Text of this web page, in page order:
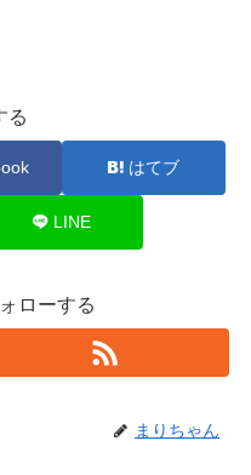
る
はてブ
LINE
ローする
まりちゃん